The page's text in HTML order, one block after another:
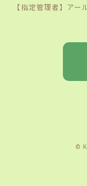
【指定管理者】ア
©